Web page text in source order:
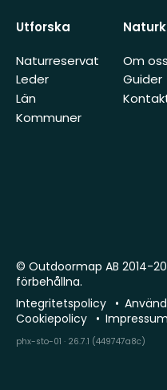
Utforska
Naturreservat
Leder
Län
Kommuner
Om oss
Guider
© Outdoormap AB 2014-
förbehållna.
Integritetspolicy
Cookiepolicy
Impressum
phx-sto-01 · 26.7.1 (449747a8c)